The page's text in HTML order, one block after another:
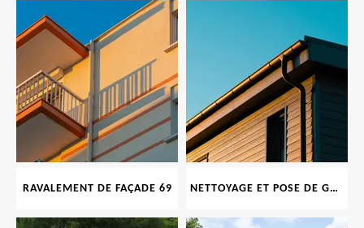
RAVALEMENT DE FAÇADE 69 NETTOYAGE ET POSE DE GOUTTIÈRE 69